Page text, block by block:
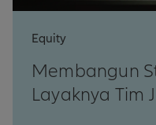
Equity
Membangun
Layaknya Tim